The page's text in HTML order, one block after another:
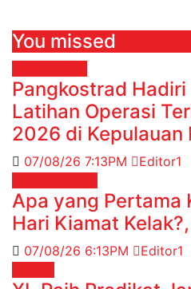
You missed
Pangkostrad Hadiri
Latihan Operasi
2026 di Kepulauan
07/08/26 7:13PM
Editor1
Apa yang Pertama
Hari Kiamat
07/08/26 6:13PM
Editor1